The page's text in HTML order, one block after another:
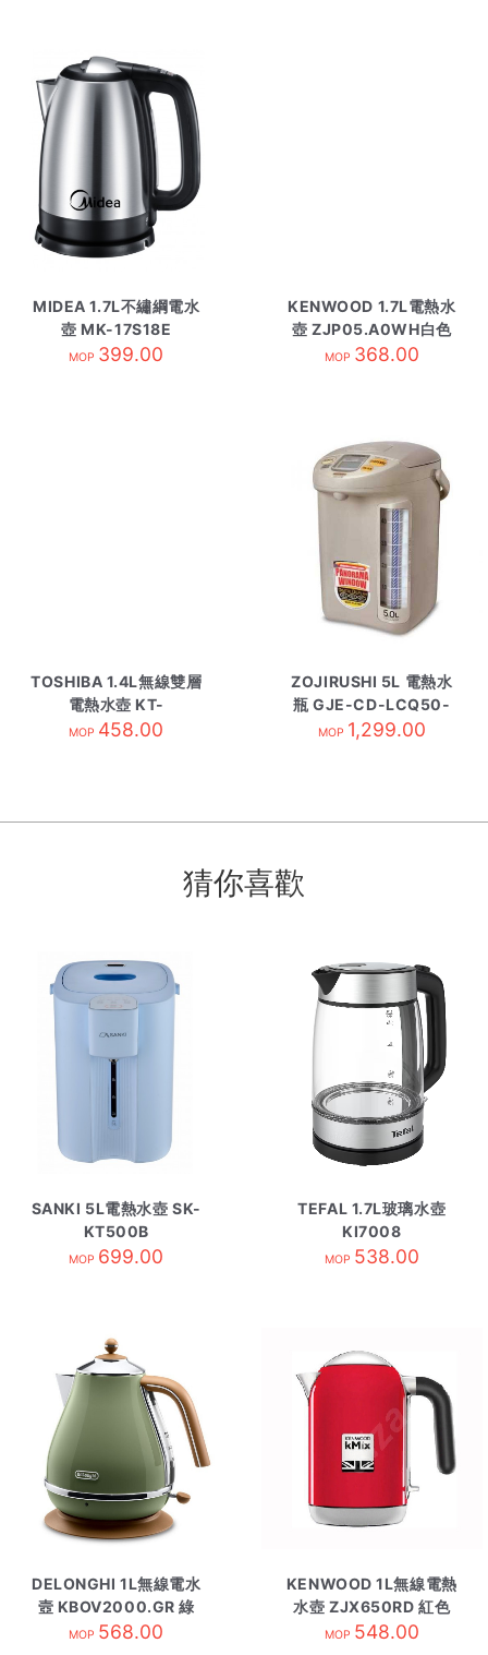
MIDEA 1.7L不繡綱電水
壺 MK-17S18E
MOP 399.00
KENWOOD 1.7L電熱水
壺 ZJP05.A0WH白色
MOP 368.00
TOSHIBA 1.4L無線雙層
電熱水壺 KT-
14DHUHK/W
MOP 458.00
ZOJIRUSHI 5L 電熱水
瓶 GJE-CD-LCQ50-
TK 啡色
MOP 1,299.00
猜你喜歡
SANKI 5L電熱水壺 SK-
KT500B
MOP 699.00
TEFAL 1.7L玻璃水壺
KI7008
MOP 538.00
DELONGHI 1L無線電水
壼 KBOV2000.GR 綠
MOP 568.00
KENWOOD 1L無線電熱
水壺 ZJX650RD 紅色
MOP 548.00